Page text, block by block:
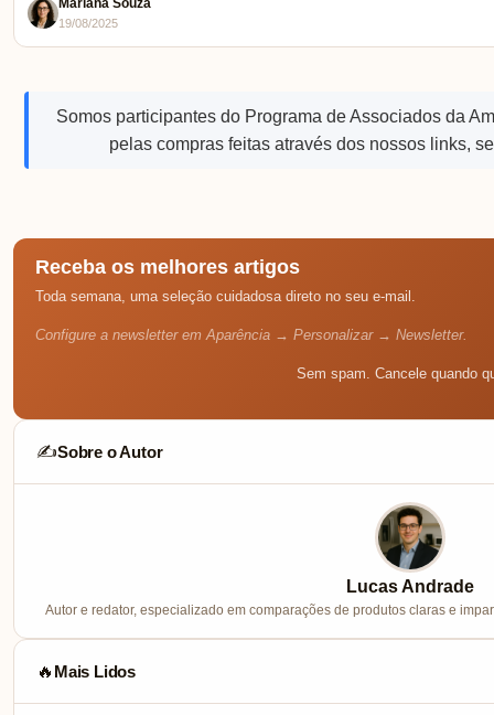
Mariana Souza
19/08/2025
Somos participantes do Programa de Associados da
pelas compras feitas através dos nossos links,
Receba os melhores artigos
Toda semana, uma seleção cuidadosa direto no seu e-mail.
Configure a newsletter em Aparência → Personalizar → Newsletter.
Sem spam. Cancele quando
✍️Sobre o Autor
Lucas Andrade
Autor e redator, especializado em comparações de produtos claras e
🔥 Mais Lidos